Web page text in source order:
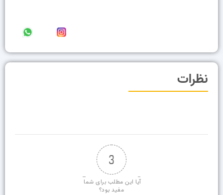
نظرات
3
آیا این مطلب برای شما
مفید بود؟